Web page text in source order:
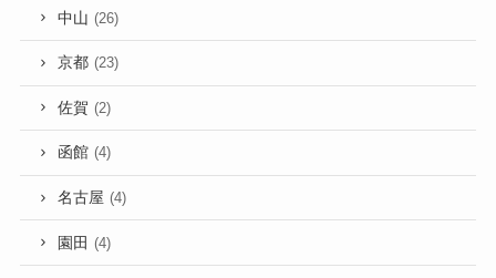
中山 (26)
京都 (23)
佐賀 (2)
函館 (4)
名古屋 (4)
園田 (4)